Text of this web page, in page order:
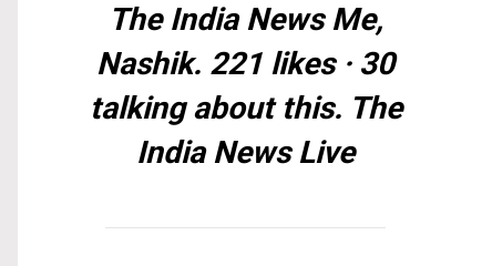
The India News Me,
Nashik. 221 likes · 30
talking about this. The
India News Live